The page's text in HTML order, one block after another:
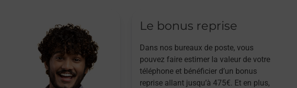
Le bonus reprise
Dans nos bureaux de poste, vous
pouvez faire estimer la valeur de votre
téléphone et bénéficier d’un bonus
reprise allant jusqu’à 475€. Et en plus,